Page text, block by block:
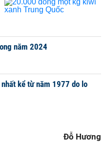
năm 2024
kể từ năm 1977 do lo
Đỗ Hương